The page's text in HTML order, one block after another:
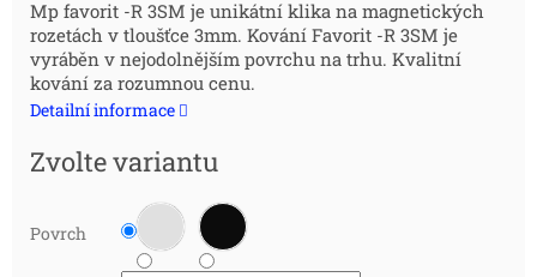
Měrná
cena:
Mp favorit -R 3SM je unikátní klika na magnetických
rozetách v tloušťce 3mm. Kování Favorit -R 3SM je
vyráběn v nejodolnějším povrchu na trhu. Kvalitní
kování za rozumnou cenu.
Detailní informace
Zvolte variantu
Povrch